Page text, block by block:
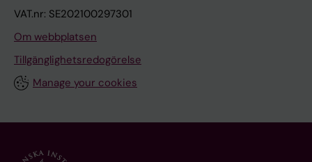
VAT.nr: SE202100297301
Om webbplatsen
Tillgänglighetsredogörelse
Manage your cookies